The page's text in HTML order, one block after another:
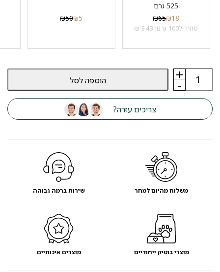
525 גרם
₪65₪18
מחיר ל100 גרם: 3.43 ₪
₪50₪5
-
כמות
אוכל
לכלבים
פלטינום
PLATINUM
סנסטיב
+ הוספה לסל
צריכים עזרה?
משלוח מהיום למחר שירות ברמה גבוהה
מוצרי בוטיק ייחודיים מוצרים איכותיים